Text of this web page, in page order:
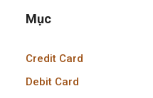
Mục
Credit Card
Debit Card